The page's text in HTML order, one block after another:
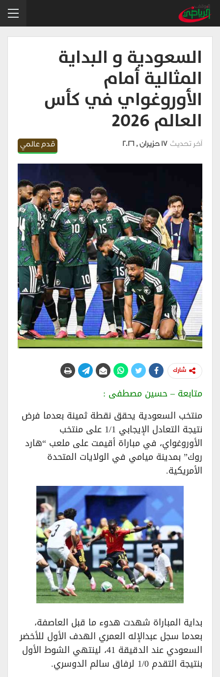
السعودية و البداية
المثالية أمام
الأوروغواي في كأس
العالم 2026
قدم عالمي آخر تحديث17 حزيران , 2026
شارك
متابعة – حسين مصطفى :
منتخب السعودية يحقق نقطة ثمينة بعدما فرض
نتيجة التعادل الإيجابي 1/1 على منتخب
الأوروغواي، في مباراة أقيمت على ملعب “هارد
روك” بمدينة ميامي في الولايات المتحدة
الأمريكية.
بداية المباراة شهدت هدوء ما قبل العاصفة،
بعدما سجل عبدالإله العمري الهدف الأول للأخضر
السعودي عند الدقيقة 41، لينتهي الشوط الأول
بنتيجة التقدم 1/0 لرفاق سالم الدوسري.